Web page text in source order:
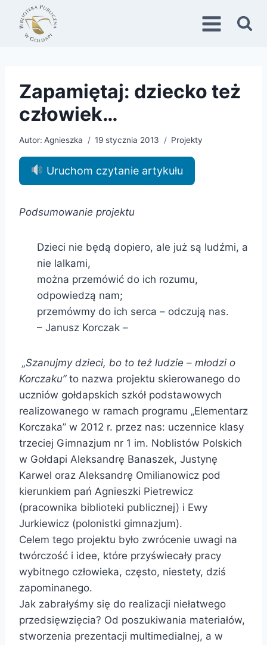
Przejdź
treści
Zapamiętaj: dziecko też
człowiek…
Autor: Agnieszka 19 stycznia 2013 Projekty
Uruchom czytanie artykułu
Podsumowanie projektu
Dzieci nie będą dopiero, ale już są ludźmi, a
nie lalkami,
można przemówić do ich rozumu,
odpowiedzą nam;
przemówmy do ich serca – odczują nas.
– Janusz Korczak –
„Szanujmy dzieci, bo to też ludzie – młodzi o
Korczaku”to nazwa projektu skierowanego do
uczniów gołdapskich szkół podstawowych
realizowanego w ramach programu „Elementarz
Korczaka” w 2012 r. przez nas: uczennice klasy
trzeciej Gimnazjum nr 1 im. Noblistów Polskich
w Gołdapi Aleksandrę Banaszek, Justynę
Karwel oraz Aleksandrę Omilianowicz pod
kierunkiem pań Agnieszki Pietrewicz
(pracownika biblioteki publicznej) i Ewy
Jurkiewicz (polonistki gimnazjum).
Celem tego projektu było zwrócenie uwagi na
twórczość i idee, które przyświecały pracy
wybitnego człowieka, często, niestety, dziś
zapominanego.
Jak zabrałyśmy się do realizacji niełatwego
przedsięwzięcia? Od poszukiwania materiałów,
stworzenia prezentacji multimedialnej, a w